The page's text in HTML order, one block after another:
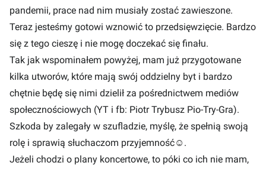
pandemii, prace nad nim musiały zostać zawieszone.
Teraz jesteśmy gotowi wznowić to przedsięwzięcie. Bardzo
się z tego cieszę i nie mogę doczekać się finału.
Tak jak wspominałem powyżej, mam już przygotowane
kilka utworów, które mają swój oddzielny byt i bardzo
chętnie będę się nimi dzielił za pośrednictwem mediów
społecznościowych (YT i fb: Piotr Trybusz Pio-Try-Gra).
Szkoda by zalegały w szufladzie, myślę, że spełnią swoją
rolę i sprawią słuchaczom przyjemność☺ .
Jeżeli chodzi o plany koncertowe, to póki co ich nie mam,